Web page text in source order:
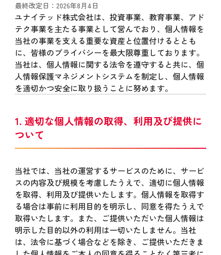
最終改定日：2026年8月4日
ユナイテッド株式会社は、投資事業、教育事業、アド
テク事業を主たる事業として営んでおり、個人情報を
当社の事業を支える重要な資産と位置付けるととも
に、皆様のプライバシーを最大限尊重しております。
当社は、個人情報に関する法令を遵守すると共に、個
人情報保護マネジメントシステムを制定し、個人情報
を適切かつ安全に取り扱うことに努めます。
1. 適切な個人情報の取得、利用及び提供に
ついて
当社では、当社の運営するサービスのために、サービ
スの内容及び規模を考慮したうえで、適切に個人情報
を取得、利用及び提供いたします。個人情報を取得す
る場合は事前に利用目的を明示し、同意を得たうえで
取得いたします。また、ご提供いただいた個人情報は
明示した目的以外の利用は一切いたしません。当社
は、法令に基づく場合などを除き、ご提供いただきま